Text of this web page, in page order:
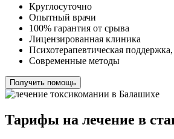
Круглосуточно
Опытный врачи
100% гарантия от срыва
Лицензированная клиника
Психотерапевтическая
Современные методы
Получить помощь
Тарифы на лечение в